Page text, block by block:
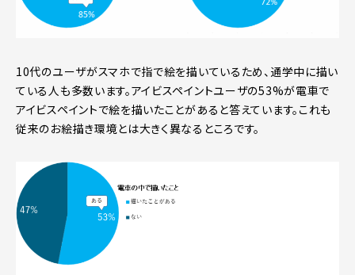
10代のユーザがスマホで指で絵を描いているため、通学中に描い
ている人も多数います。アイビスペイントユーザの53%が電車で
アイビスペイントで絵を描いたことがあると答えています。これも
従来のお絵描き環境とは大きく異なるところです。